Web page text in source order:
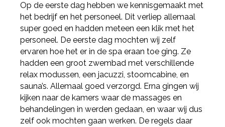
Op de eerste dag hebben we kennisgemaakt met
het bedrijf en het personeel. Dit verliep allemaal
super goed en hadden meteen een klik met het
personeel. De eerste dag mochten wij zelf
ervaren hoe het er in de spa eraan toe ging. Ze
hadden een groot zwembad met verschillende
relax modussen, een jacuzzi, stoomcabine, en
sauna’s. Allemaal goed verzorgd. Erna gingen wij
kijken naar de kamers waar de massages en
behandelingen in werden gedaan, en waar wij dus
zelf ook mochten gaan werken. De regels daar